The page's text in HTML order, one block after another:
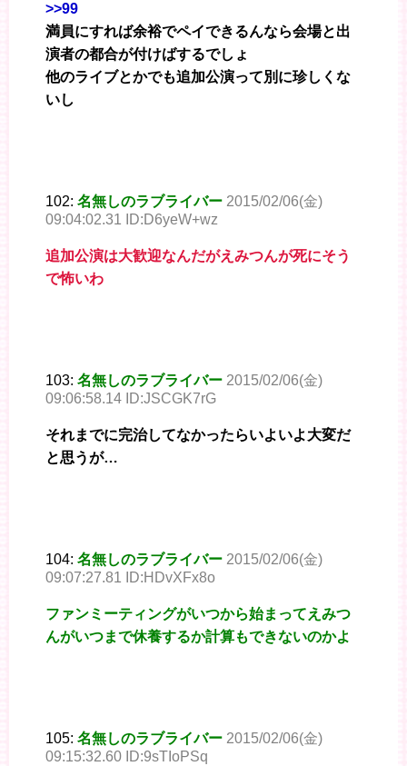
>>99
満員にすれば余裕でペイできるんなら会場と出
演者の都合が付けばするでしょ
他のライブとかでも追加公演って別に珍しくな
いし
102: 名無しのラブライバー 2015/02/06(金)
09:04:02.31 ID:D6yeW+wz
追加公演は大歓迎なんだがえみつんが死にそう
で怖いわ
103: 名無しのラブライバー 2015/02/06(金)
09:06:58.14 ID:JSCGK7rG
それまでに完治してなかったらいよいよ大変だ
と思うが…
104: 名無しのラブライバー 2015/02/06(金)
09:07:27.81 ID:HDvXFx8o
ファンミーティングがいつから始まってえみつ
んがいつまで休養するか計算もできないのかよ
105: 名無しのラブライバー 2015/02/06(金)
09:15:32.60 ID:9sTIoPSq